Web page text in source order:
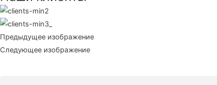
Предыдущее изображение
Следующее изображение